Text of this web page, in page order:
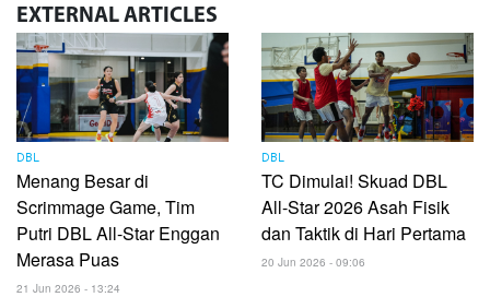
EXTERNAL ARTICLES
DBL
Menang Besar di
Scrimmage Game, Tim
Putri DBL All-Star Enggan
Merasa Puas
21 Jun 2026 - 13:24
DBL
TC Dimulai! Skuad DBL
All-Star 2026 Asah Fisik
dan Taktik di Hari Pertama
20 Jun 2026 - 09:06